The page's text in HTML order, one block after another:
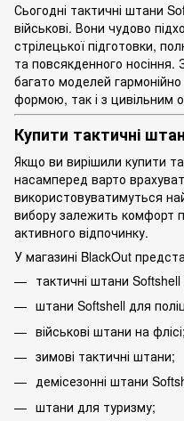
Сьогодні тактичні штани
військові. Вони чудово
стрілецької підготовки,
та повсякденного
багато моделей
формою, так і з цивільним
Купити тактичні
Якщо ви вирішили купити
насамперед варто
використовуватимуться
вибору залежить комфорт
активного відпочинку.
У магазині BlackOut
тактичні штани Softshell
штани Softshell для
військові штани на флісі;
зимові тактичні штани;
демісезонні штани
штани для туризму;